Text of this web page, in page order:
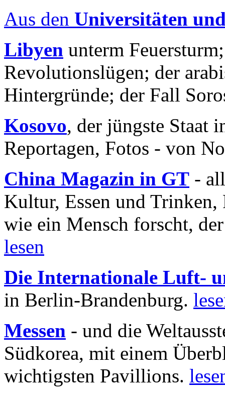
Aus den Universitäten
Libyen unterm
Revolutionslügen; der
Hintergründe; der Fall
Kosovo, der jüngste Staat
Reportagen, Fotos - von
China Magazin in GT -
Kultur, Essen und
wie ein Mensch forscht,
lesen
Die Internationale Luft-
in Berlin-Brandenburg.
Messen - und die
Südkorea, mit einem
wichtigsten Pavillions.